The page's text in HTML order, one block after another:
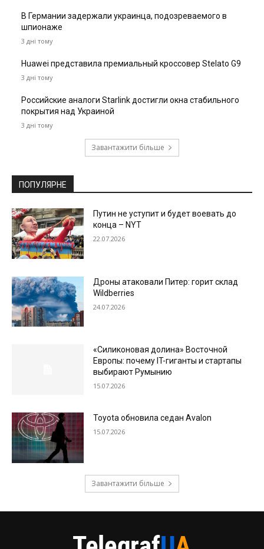
В Германии задержали украинца, подозреваемого в
шпионаже
3 дні тому
Huawei представила премиальный кроссовер Stelato G9
3 дні тому
Российские аналоги Starlink достигли окна стабильного
покрытия над Украиной
3 дні тому
Завантажити більше
ПОПУЛЯРНЕ
Путин не уступит и будет воевать до
конца – NYT
22.07.2026
Дроны атаковали Питер: горит склад
Wildberries
24.07.2026
«Силиконовая долина» Восточной
Европы: почему IT-гиганты и стартапы
выбирают Румынию
15.07.2026
Toyota обновила седан Avalon
15.07.2026
Завантажити більше